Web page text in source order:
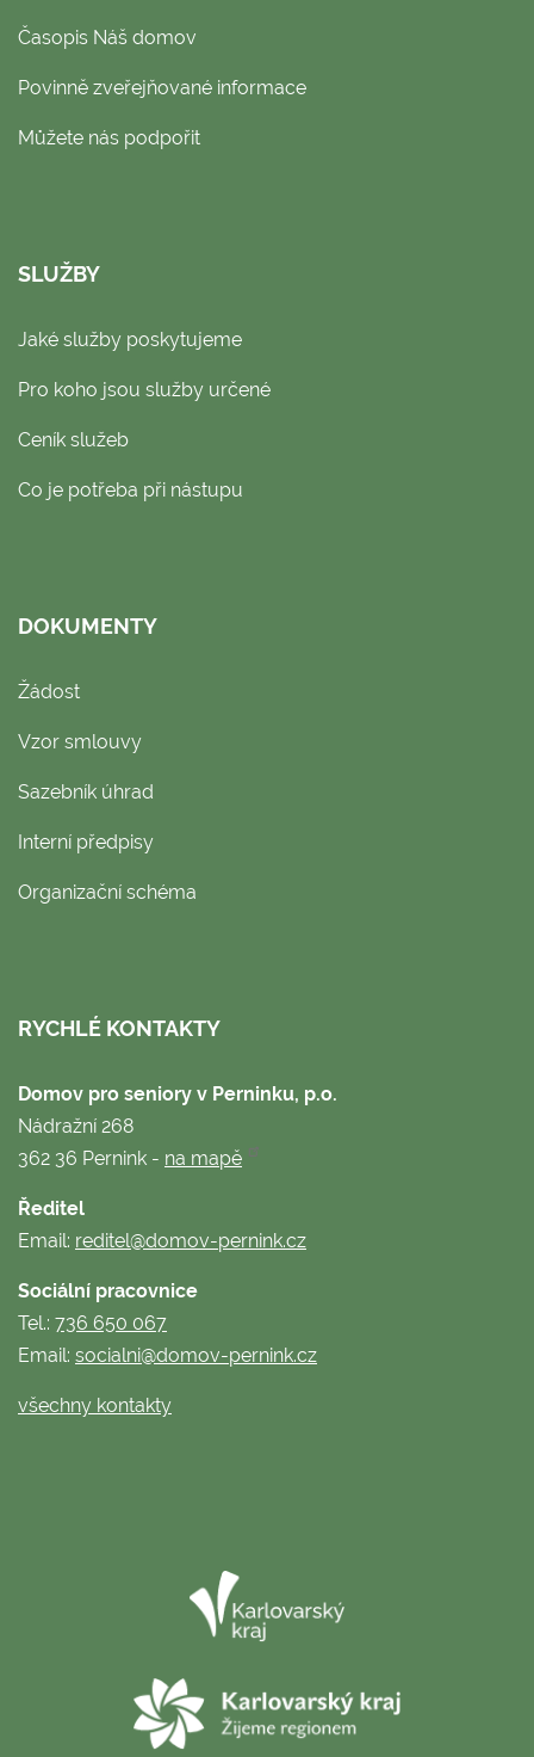
Časopis Náš domov
Povinně zveřejňované informace
Můžete nás podpořit
SLUŽBY
Jaké služby poskytujeme
Pro koho jsou služby určené
Ceník služeb
Co je potřeba při nástupu
DOKUMENTY
Žádost
Vzor smlouvy
Sazebník úhrad
Interní předpisy
Organizační schéma
RYCHLÉ KONTAKTY
Domov pro seniory v Perninku, p.o.
Nádražní 268
362 36 Pernink - na mapě
Ředitel
Email: reditel@domov-pernink.cz
Sociální pracovnice
Tel.: 736 650 067
Email: socialni@domov-pernink.cz
všechny kontakty